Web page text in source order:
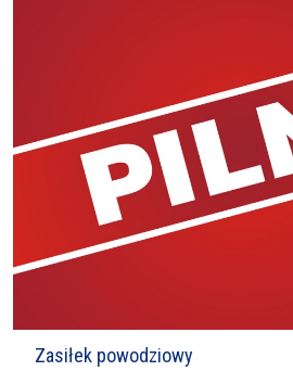
Zasiłek powodziowy